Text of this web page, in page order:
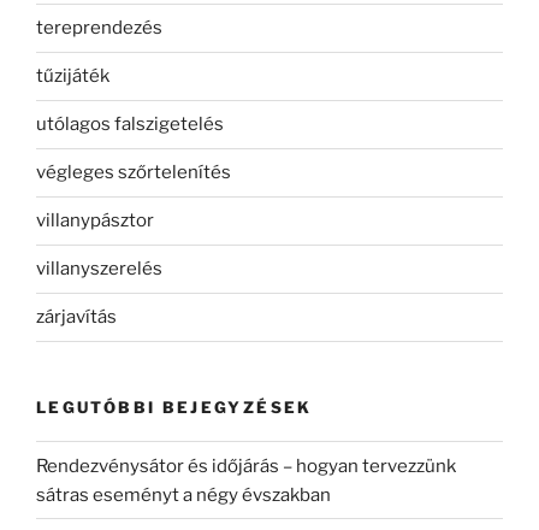
tereprendezés
tűzijáték
utólagos falszigetelés
végleges szőrtelenítés
villanypásztor
villanyszerelés
zárjavítás
LEGUTÓBBI BEJEGYZÉSEK
Rendezvénysátor és időjárás – hogyan tervezzünk
sátras eseményt a négy évszakban